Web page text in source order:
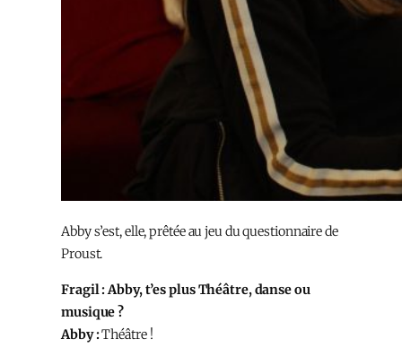
Abby s’est, elle, prêtée au jeu du questionnaire de
Proust.
Fragil : Abby, t’es plus Théâtre, danse ou
musique ?
Abby :Théâtre !